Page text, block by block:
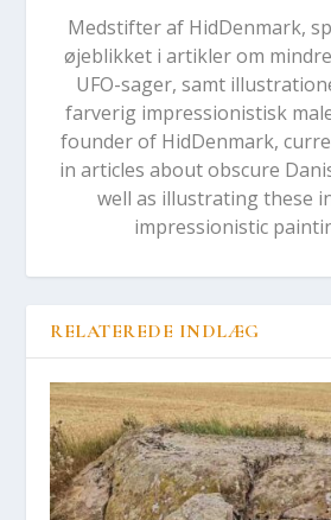
Medstifter af HidDenmark,
øjeblikket i artikler om
UFO-sager, samt
farverig impressionistisk
founder of HidDenmark,
in articles about obscure
well as illustrating these
impressionistic
RELATEREDE INDLÆG